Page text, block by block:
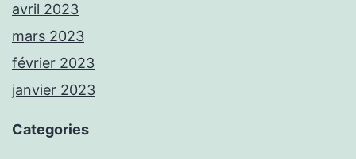
avril 2023
mars 2023
février 2023
janvier 2023
Categories